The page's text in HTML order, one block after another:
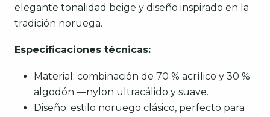
elegante tonalidad beige y diseño inspirado en la
tradición noruega.
Especificaciones técnicas:
Material: combinación de 70 % acrílico y 30 %
algodón —nylon ultracálido y suave.
Diseño: estilo noruego clásico, perfecto para